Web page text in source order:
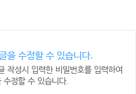
을 수정할 수 있습니다.
작성시 입력한 비밀번호를 입력하여
수정할 수 있습니다.